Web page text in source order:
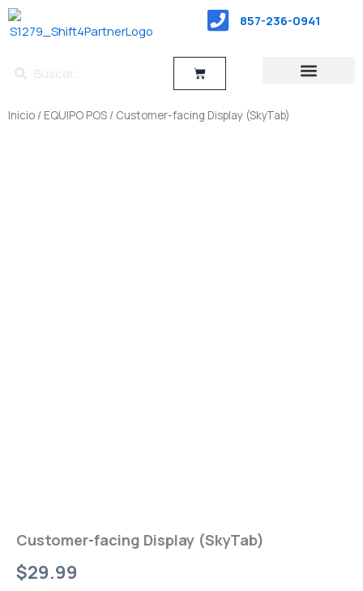
saltar
857-236-0941
Buscar
Carro
Inicio / EQUIPO POS / Customer-facing Display (SkyTab)
Customer-facing Display (SkyTab)
$29.99